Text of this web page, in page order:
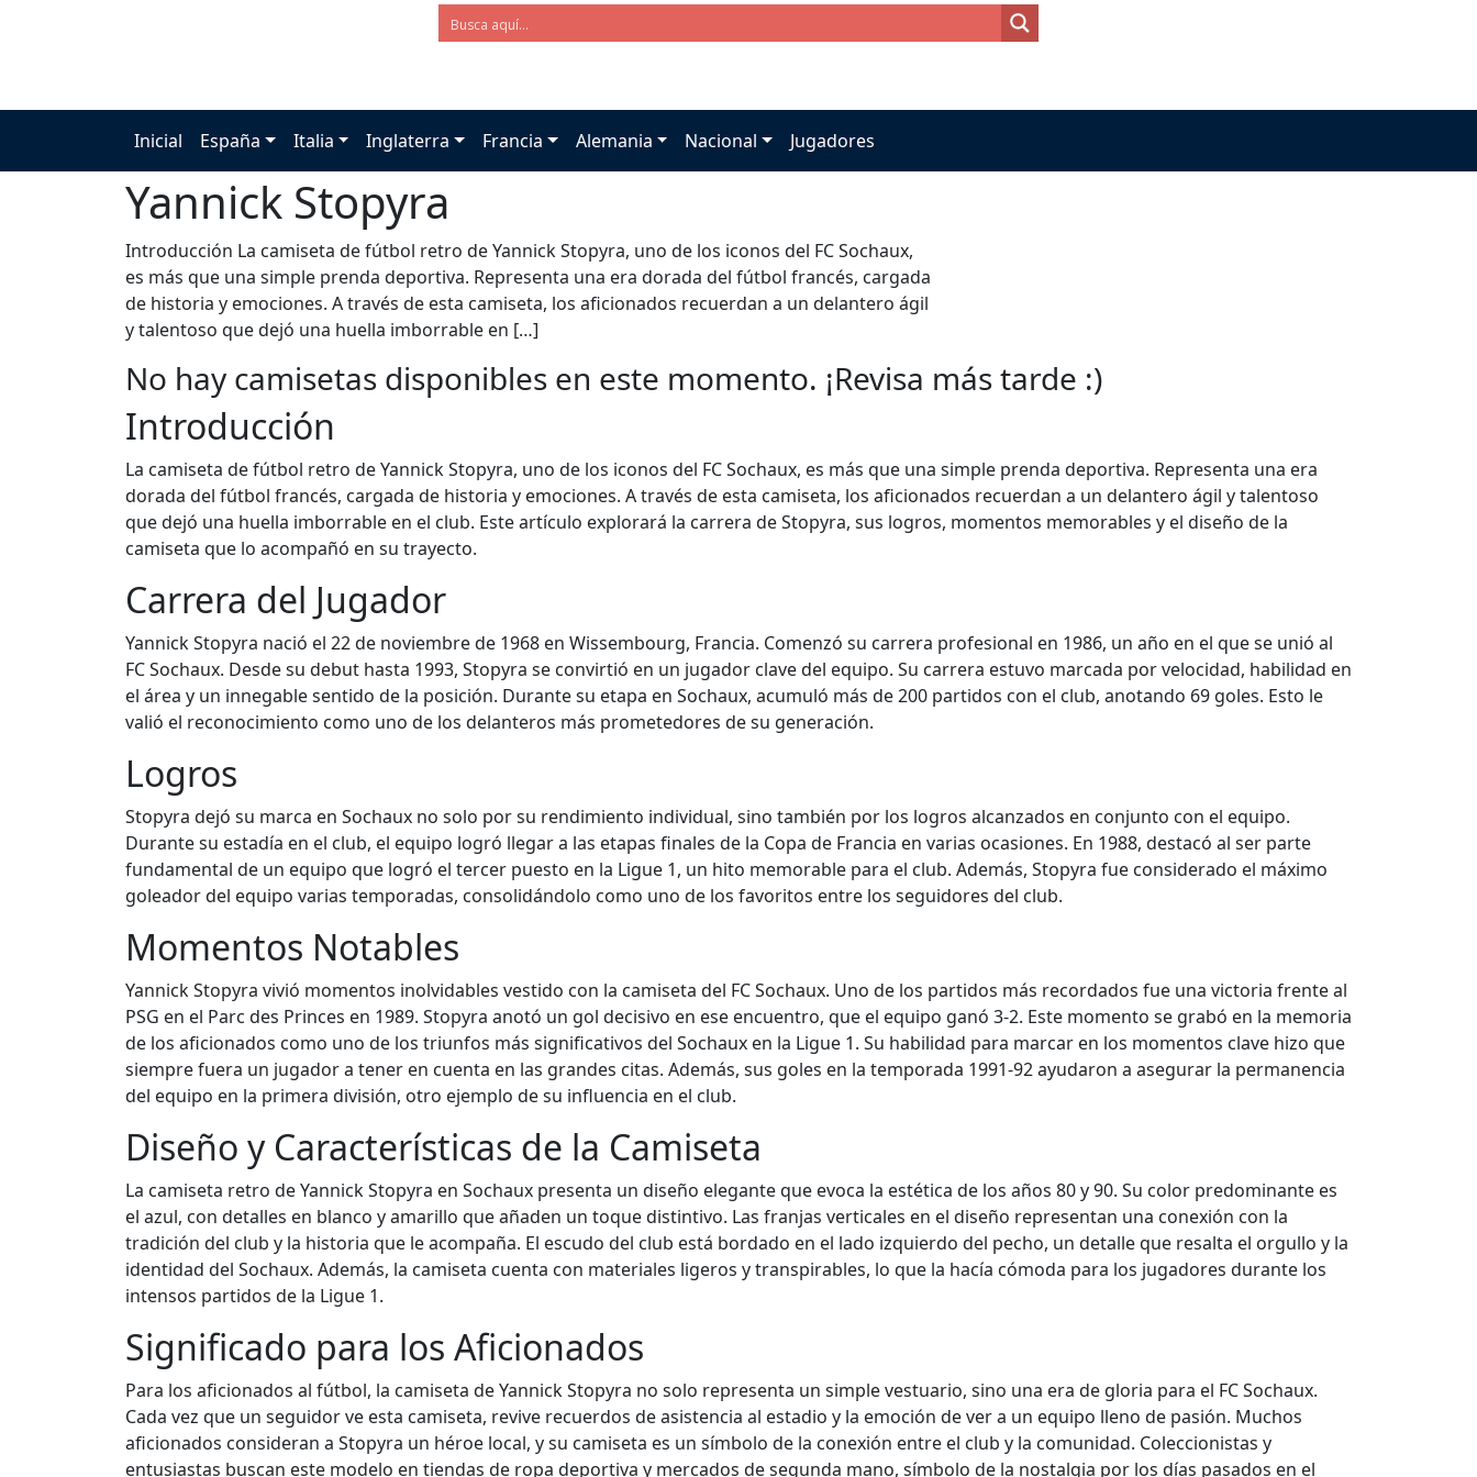
Inicial España Italia Inglaterra Francia Alemania Nacional Jugadores
Yannick Stopyra
Introducción La camiseta de fútbol retro de Yannick Stopyra, uno de los iconos del FC Sochaux,
es más que una simple prenda deportiva. Representa una era dorada del fútbol francés, cargada
de historia y emociones. A través de esta camiseta, los aficionados recuerdan a un delantero ágil
y talentoso que dejó una huella imborrable en […]
No hay camisetas disponibles en este momento. ¡Revisa más tarde :)
Introducción
La camiseta de fútbol retro de Yannick Stopyra, uno de los iconos del FC Sochaux, es más que una simple prenda deportiva. Representa una era
dorada del fútbol francés, cargada de historia y emociones. A través de esta camiseta, los aficionados recuerdan a un delantero ágil y talentoso
que dejó una huella imborrable en el club. Este artículo explorará la carrera de Stopyra, sus logros, momentos memorables y el diseño de la
camiseta que lo acompañó en su trayecto.
Carrera del Jugador
Yannick Stopyra nació el 22 de noviembre de 1968 en Wissembourg, Francia. Comenzó su carrera profesional en 1986, un año en el que se unió al
FC Sochaux. Desde su debut hasta 1993, Stopyra se convirtió en un jugador clave del equipo. Su carrera estuvo marcada por velocidad, habilidad en
el área y un innegable sentido de la posición. Durante su etapa en Sochaux, acumuló más de 200 partidos con el club, anotando 69 goles. Esto le
valió el reconocimiento como uno de los delanteros más prometedores de su generación.
Logros
Stopyra dejó su marca en Sochaux no solo por su rendimiento individual, sino también por los logros alcanzados en conjunto con el equipo.
Durante su estadía en el club, el equipo logró llegar a las etapas finales de la Copa de Francia en varias ocasiones. En 1988, destacó al ser parte
fundamental de un equipo que logró el tercer puesto en la Ligue 1, un hito memorable para el club. Además, Stopyra fue considerado el máximo
goleador del equipo varias temporadas, consolidándolo como uno de los favoritos entre los seguidores del club.
Momentos Notables
Yannick Stopyra vivió momentos inolvidables vestido con la camiseta del FC Sochaux. Uno de los partidos más recordados fue una victoria frente al
PSG en el Parc des Princes en 1989. Stopyra anotó un gol decisivo en ese encuentro, que el equipo ganó 3-2. Este momento se grabó en la memoria
de los aficionados como uno de los triunfos más significativos del Sochaux en la Ligue 1. Su habilidad para marcar en los momentos clave hizo que
siempre fuera un jugador a tener en cuenta en las grandes citas. Además, sus goles en la temporada 1991-92 ayudaron a asegurar la permanencia
del equipo en la primera división, otro ejemplo de su influencia en el club.
Diseño y Características de la Camiseta
La camiseta retro de Yannick Stopyra en Sochaux presenta un diseño elegante que evoca la estética de los años 80 y 90. Su color predominante es
el azul, con detalles en blanco y amarillo que añaden un toque distintivo. Las franjas verticales en el diseño representan una conexión con la
tradición del club y la historia que le acompaña. El escudo del club está bordado en el lado izquierdo del pecho, un detalle que resalta el orgullo y la
identidad del Sochaux. Además, la camiseta cuenta con materiales ligeros y transpirables, lo que la hacía cómoda para los jugadores durante los
intensos partidos de la Ligue 1.
Significado para los Aficionados
Para los aficionados al fútbol, la camiseta de Yannick Stopyra no solo representa un simple vestuario, sino una era de gloria para el FC Sochaux.
Cada vez que un seguidor ve esta camiseta, revive recuerdos de asistencia al estadio y la emoción de ver a un equipo lleno de pasión. Muchos
aficionados consideran a Stopyra un héroe local, y su camiseta es un símbolo de la conexión entre el club y la comunidad. Coleccionistas y
entusiastas buscan este modelo en tiendas de ropa deportiva y mercados de segunda mano, símbolo de la nostalgia por los días pasados en el